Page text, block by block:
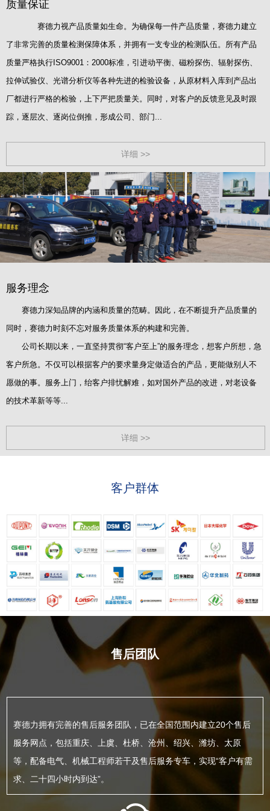
质量保证
赛德力视产品质量如生命。为确保每一件产品质量，赛德力建立
了非常完善的质量检测保障体系，并拥有一支专业的检测队伍。所有产品
质量严格执行ISO9001：2000标准，引进动平衡、磁粉探伤、辐射探伤、
拉伸试验仪、光谱分析仪等各种先进的检验设备，从原材料入库到产品出
厂都进行严格的检验，上下严把质量关。同时，对客户的反馈意见及时跟
踪，逐层次、逐岗位倒推，形成公司、部门...
详细 >>
服务理念
赛德力深知品牌的内涵和质量的范畴。因此，在不断提升产品质量的
同时，赛德力时刻不忘对服务质量体系的构建和完善。
公司长期以来，一直坚持贯彻“客户至上”的服务理念，想客户所想，急
客户所急。不仅可以根据客户的要求量身定做适合的产品，更能做别人不
愿做的事。服务上门，绐客户排忧解难，如对国外产品的改进，对老设备
的技术革新等等...
详细 >>
客户群体
售后团队
赛德力拥有完善的售后服务团队，已在全国范围内建立20个售后
服务网点，包括重庆、上虞、杜桥、沧州、绍兴、潍坊、太原
等，配备电气、机械工程师若干及售后服务专车，实现“客户有需
求、二十四小时内到达”。